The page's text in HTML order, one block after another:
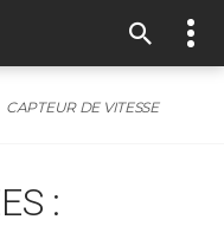
CAPTEUR DE VITESSE
: